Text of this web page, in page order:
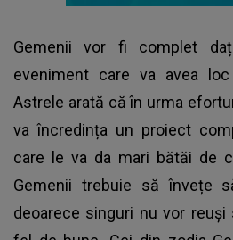
Gemenii vor fi complet
eveniment care va avea
Astrele arată că în urma
va încredința un proiect
care le va da mari bătăi de
Gemenii trebuie să învețe
deoarece singuri nu vor